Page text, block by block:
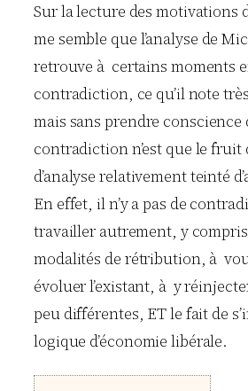
Sur la lecture des motivations
me semble que l’analyse de
retrouve à certains moments
contradiction, ce qu’il note
mais sans prendre conscience
contradiction n’est que le fruit
d’analyse relativement teinté
En effet, il n’y a pas de
travailler autrement, y
modalités de rétribution, à
évoluer l’existant, à y
peu différentes, ET le fait de
logique d’économie libérale.